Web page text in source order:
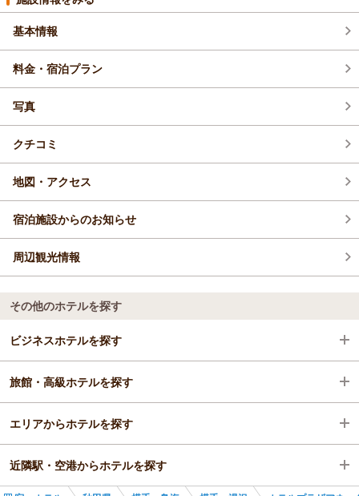
基本情報
料金・宿泊プラン
写真
クチコミ
地図・アクセス
宿泊施設からのお知らせ
周辺観光情報
その他のホテルを探す
ビジネスホテルを探す
秋田県
横手・鳥海
横手・湯沢
旅館・高級ホテルを探す
秋田県
エリアからホテルを探す
秋田県
近隣駅・空港からホテルを探す